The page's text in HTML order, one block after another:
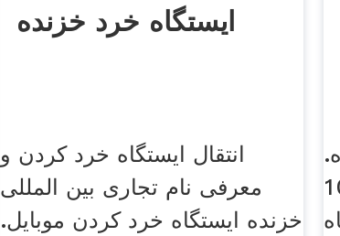
ایستگاه خرد خزنده
انتقال ایستگاه خرد کردن و
معرفی نام تجاری بین المللی
خزنده ایستگاه خرد کردن موبایل.
1000